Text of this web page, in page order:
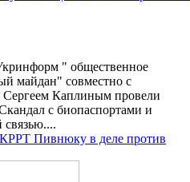
" общественное
майдан" совместно с
Каплиным провели
с биопаспортами и
связью....
КРРТ Пивнюку в деле против